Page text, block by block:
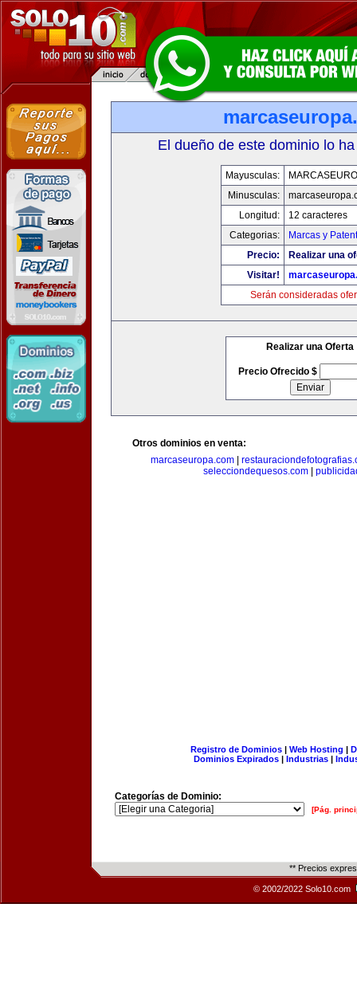
El dueño de este dominio lo
Mayusculas:
Minusculas:
Longitud:
12 caracteres
Categorias:
Marcas y
Precio:
Realizar una
Visitar!
Serán consideradas
Realizar una Oferta
Precio Ofrecido $
Otros dominios en venta:
marcaseuropa.com|
selecciondequesos.com|
Registro de Dominios| Web Hosting |
Dominios Expirados | Industrias |
Categorías de Dominio:
[Pág.
** Precios
© 2002/2022 Solo10.com